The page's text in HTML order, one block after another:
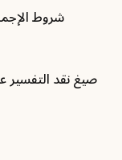
شروط
صيغ نقد التفسير